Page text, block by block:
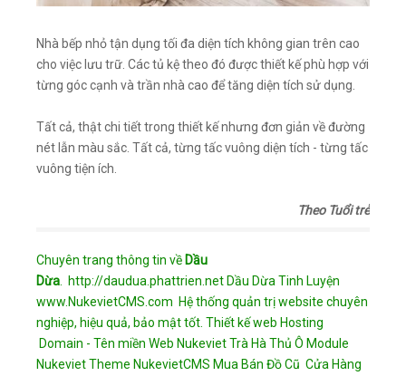
Nhà bếp nhỏ tận dụng tối đa diện tích không gian trên cao
cho việc lưu trữ. Các tủ kệ theo đó được thiết kế phù hợp với
từng góc cạnh và trần nhà cao để tăng diện tích sử dụng.
Tất cả, thật chi tiết trong thiết kế nhưng đơn giản về đường
nét lẫn màu sắc. Tất cả, từng tấc vuông diện tích - từng tấc
vuông tiện ích.
Theo Tuổi trẻ
Chuyên trang thông tin vềDầu
Dừa http://daudua.phattrien.netDầu Dừa Tinh Luyện
www.NukevietCMS.com Hệ thống quản trị website chuyên
nghiệp, hiệu quả, bảo mật tốt. Thiết kế web Hosting
Domain - Tên miền Web NukevietTrà Hà Thủ Ô Module
NukevietTheme NukevietCMS Mua Bán Đồ Cũ Cửa Hàng